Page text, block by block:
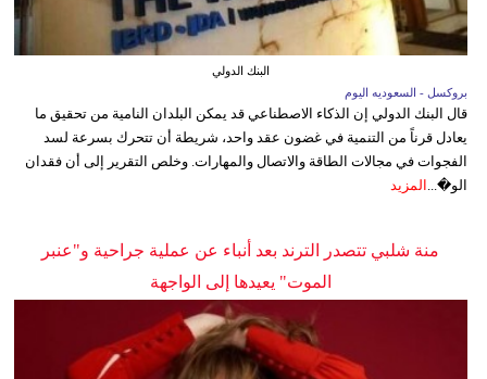
البنك الدولي
بروكسل - السعوديه اليوم
قال البنك الدولي إن الذكاء الاصطناعي قد يمكن البلدان النامية من تحقيق ما
يعادل قرناً من التنمية في غضون عقد واحد، شريطة أن تتحرك بسرعة لسد
الفجوات في مجالات الطاقة والاتصال والمهارات. وخلص التقرير إلى أن فقدان
الو�... المزيد
منة شلبي تتصدر الترند بعد أنباء عن عملية جراحية و"عنبر
الموت" يعيدها إلى الواجهة